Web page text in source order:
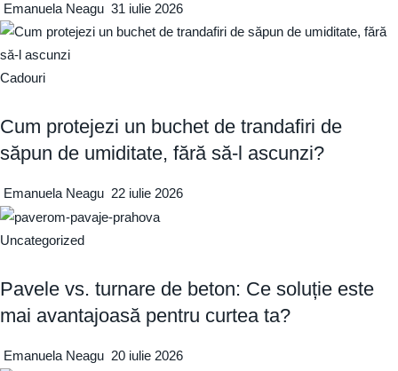
Emanuela Neagu 31 iulie 2026
Cadouri
Cum protejezi un buchet de trandafiri de
săpun de umiditate, fără să-l ascunzi?
Emanuela Neagu 22 iulie 2026
Uncategorized
Pavele vs. turnare de beton: Ce soluție este
mai avantajoasă pentru curtea ta?
Emanuela Neagu 20 iulie 2026